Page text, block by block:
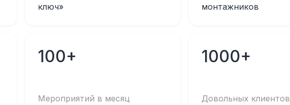
ключ»
монтажников
100+
Мероприятий в месяц
1000+
Довольных клиентов